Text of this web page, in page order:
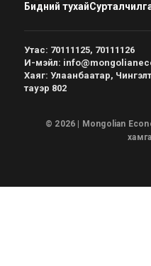
Бидний тухай
Утас: 70111125, 70111126
И-мэйл:
Хаяг: Улаанбаатар,
тауэр 802
© 2026 | Mongolian